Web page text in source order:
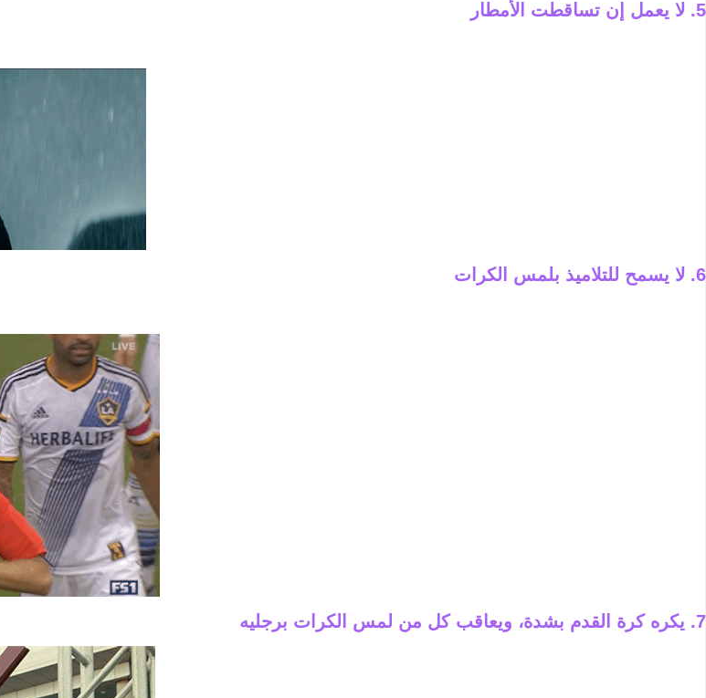
5. لا يعمل إن تساقطت الأمطار
6. لا يسمح للتلاميذ بلمس الكرات
7. يكره كرة القدم بشدة، ويعاقب كل من لمس الكرات برجليه